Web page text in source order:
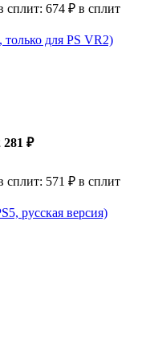
сплит: 674 ₽ в сплит
для PS VR2)
281 ₽
сплит: 571 ₽ в сплит
русская версия)